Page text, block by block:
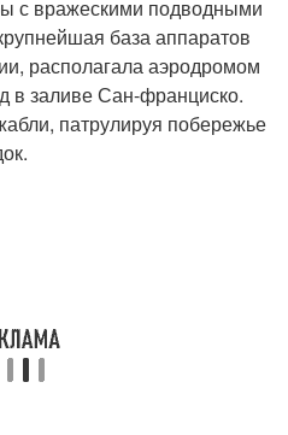
с вражескими подводными
база аппаратов
располагала аэродромом
в заливе Сан-франциско.
патрулируя побережье